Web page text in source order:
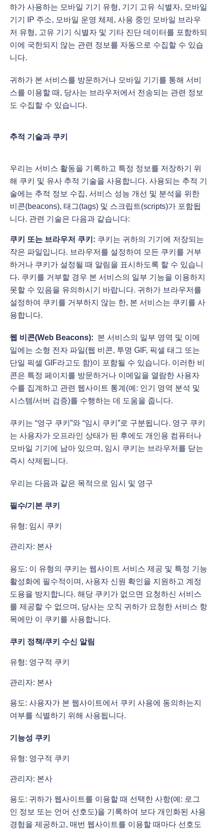
하가 사용하는 모바일 기기 유형, 기기 고유 식별자, 모바일
기기 IP 주소, 모바일 운영 체제, 사용 중인 모바일 브라우
저 유형, 고유 기기 식별자 및 기타 진단 데이터를 포함하되
이에 국한되지 않는 관련 정보를 자동으로 수집할 수 있습
니다.
귀하가 본 서비스를 방문하거나 모바일 기기를 통해 서비
스를 이용할 때, 당사는 브라우저에서 전송되는 관련 정보
도 수집할 수 있습니다.
추적 기술과 쿠키
우리는 서비스 활동을 기록하고 특정 정보를 저장하기 위
해 쿠키 및 유사 추적 기술을 사용합니다. 사용되는 추적 기
술에는 추적 정보 수집, 서비스 성능 개선 및 분석을 위한
비콘(beacons), 태그(tags) 및 스크립트(scripts)가 포함됩
니다. 관련 기술은 다음과 같습니다:
쿠키 또는 브라우저 쿠키: 쿠키는 귀하의 기기에 저장되는
작은 파일입니다. 브라우저를 설정하여 모든 쿠키를 거부
하거나 쿠키가 설정될 때 알림을 표시하도록 할 수 있습니
다. 쿠키를 거부할 경우 본 서비스의 일부 기능을 이용하지
못할 수 있음을 유의하시기 바랍니다. 귀하가 브라우저를
설정하여 쿠키를 거부하지 않는 한, 본 서비스는 쿠키를 사
용합니다.
웹 비콘(Web Beacons): 본 서비스의 일부 영역 및 이메
일에는 소형 전자 파일(웹 비콘, 투명 GIF, 픽셀 태그 또는
단일 픽셀 GIF라고도 함)이 포함될 수 있습니다. 이러한 비
콘은 특정 페이지를 방문하거나 이메일을 열람한 사용자
수를 집계하고 관련 웹사이트 통계(예: 인기 영역 분석 및
시스템/서버 검증)를 수행하는 데 도움을 줍니다.
쿠키는 “영구 쿠키”와 “임시 쿠키”로 구분됩니다. 영구 쿠키
는 사용자가 오프라인 상태가 된 후에도 개인용 컴퓨터나
모바일 기기에 남아 있으며, 임시 쿠키는 브라우저를 닫는
즉시 삭제됩니다.
우리는 다음과 같은 목적으로 임시 및 영구
필수/기본 쿠키
유형: 임시 쿠키
관리자: 본사
용도: 이 유형의 쿠키는 웹사이트 서비스 제공 및 특정 기능
활성화에 필수적이며, 사용자 신원 확인을 지원하고 계정
도용을 방지합니다. 해당 쿠키가 없으면 요청하신 서비스
를 제공할 수 없으며, 당사는 오직 귀하가 요청한 서비스 항
목에만 이 쿠키를 사용합니다.
쿠키 정책/쿠키 수신 알림
유형: 영구적 쿠키
관리자: 본사
용도: 사용자가 본 웹사이트에서 쿠키 사용에 동의하는지
여부를 식별하기 위해 사용됩니다.
기능성 쿠키
유형: 영구적 쿠키
관리자: 본사
용도: 귀하가 웹사이트를 이용할 때 선택한 사항(예: 로그
인 정보 또는 언어 선호도)을 기록하여 보다 개인화된 사용
경험을 제공하고, 매번 웹사이트를 이용할 때마다 선호도